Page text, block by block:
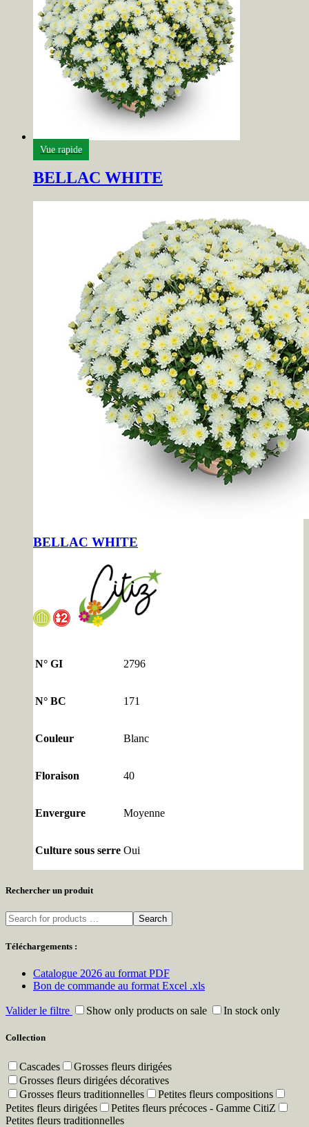
Vue rapide
BELLAC WHITE
BELLAC WHITE
N° GI 2796
N° BC 171
Couleur Blanc
Floraison 40
Envergure Moyenne
Culture sous serre Oui
Rechercher un produit
Search
Téléchargements :
Catalogue 2026 au format PDF
Bon de commande au format Excel .xls
Valider le filtre Show only products on sale In stock only
Collection
Cascades
Grosses fleurs dirigées
Grosses fleurs dirigées décoratives
Grosses fleurs traditionnelles
Petites fleurs compositions
Petites fleurs dirigées
Petites fleurs précoces - Gamme CitiZ
Petites fleurs traditionnelles